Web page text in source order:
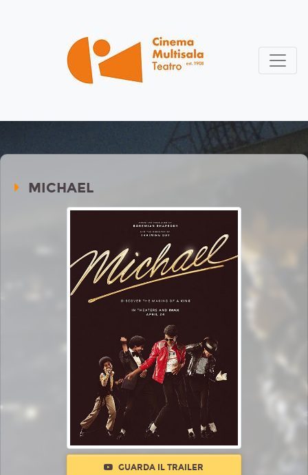
MICHAEL
GUARDA IL TRAILER